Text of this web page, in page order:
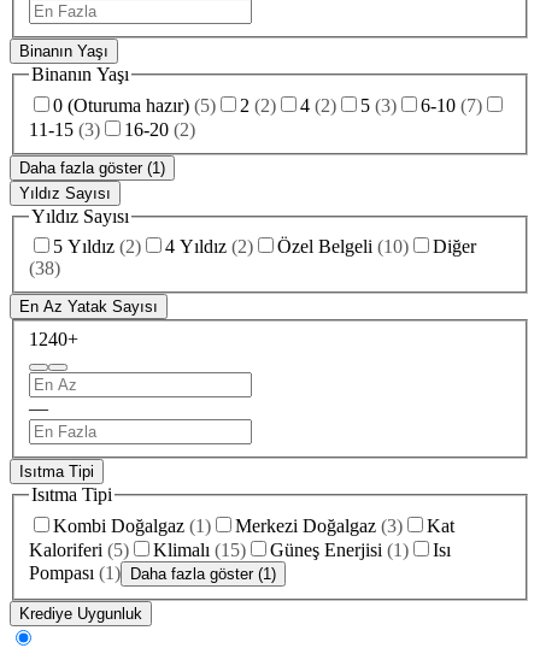
Binanın Yaşı
Binanın Yaşı
0 (Oturuma hazır) (5) 2 (2) 4 (2) 5 (3) 6-10 (7)
11-15 (3) 16-20 (2)
Daha fazla göster (1)
Yıldız Sayısı
Yıldız Sayısı
5 Yıldız (2) 4 Yıldız (2) Özel Belgeli (10)
Diğer
(38)
En Az Yatak Sayısı
1 240+
—
Isıtma Tipi
Isıtma Tipi
Kombi Doğalgaz (1) Merkezi Doğalgaz (3)
Kat
Kaloriferi (5) Klimalı (15) Güneş Enerjisi (1)
Isı
Pompası (1) Daha fazla göster (1)
Krediye Uygunluk